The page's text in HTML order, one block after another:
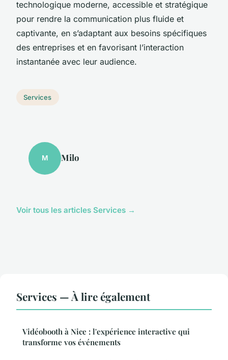
technologique moderne, accessible et stratégique
pour rendre la communication plus fluide et
captivante, en s’adaptant aux besoins spécifiques
des entreprises et en favorisant l’interaction
instantanée avec leur audience.
Services
M Milo
Voir tous les articles Services →
Services — À lire également
Vidéobooth à Nice : l'expérience interactive qui
transforme vos événements